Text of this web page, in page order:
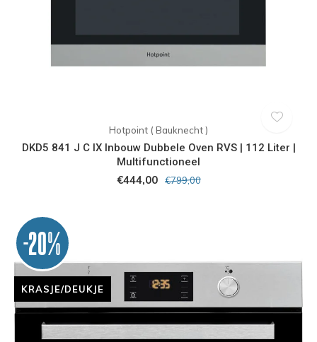
Hotpoint ( Bauknecht )
DKD5 841 J C IX Inbouw Dubbele Oven RVS | 112 Liter |
Multifunctioneel
€444,00 €799,00
-20%
KRASJE/DEUKJE